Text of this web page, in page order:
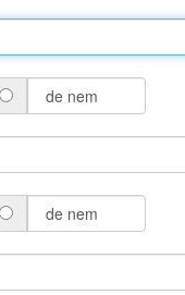
de nem
de nem